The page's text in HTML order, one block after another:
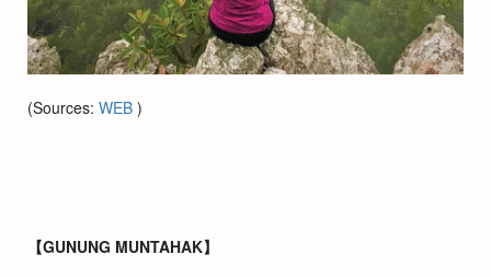
(Sources: WEB )
【GUNUNG MUNTAHAK】